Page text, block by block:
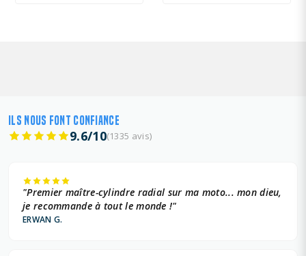
ILS NOUS FONT CONFIANCE
9.6/10(1335 avis)
"Premier maître-cylindre radial sur ma moto... mon dieu,
je recommande à tout le monde !"
ERWAN G.